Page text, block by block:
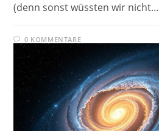
(denn sonst wüssten wir nicht…
0 KOMMENTARE